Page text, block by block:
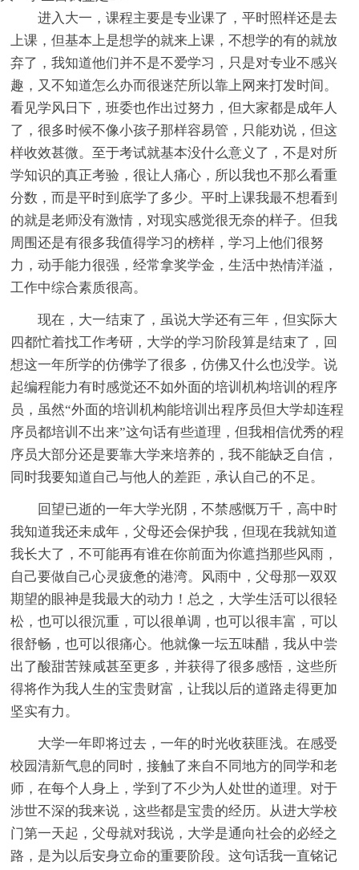
进入大一，课程主要是专业课了，平时照样还是去
上课，但基本上是想学的就来上课，不想学的有的就放
弃了，我知道他们并不是不爱学习，只是对专业不感兴
趣，又不知道怎么办而很迷茫所以靠上网来打发时间。
看见学风日下，班委也作出过努力，但大家都是成年人
了，很多时候不像小孩子那样容易管，只能劝说，但这
样收效甚微。至于考试就基本没什么意义了，不是对所
学知识的真正考验，很让人痛心，所以我也不那么看重
分数，而是平时到底学了多少。平时上课我最不想看到
的就是老师没有激情，对现实感觉很无奈的样子。但我
周围还是有很多我值得学习的榜样，学习上他们很努
力，动手能力很强，经常拿奖学金，生活中热情洋溢，
工作中综合素质很高。
现在，大一结束了，虽说大学还有三年，但实际大
四都忙着找工作考研，大学的学习阶段算是结束了，回
想这一年所学的仿佛学了很多，仿佛又什么也没学。说
起编程能力有时感觉还不如外面的培训机构培训的程序
员，虽然“外面的培训机构能培训出程序员但大学却连程
序员都培训不出来”这句话有些道理，但我相信优秀的程
序员大部分还是要靠大学来培养的，我不能缺乏自信，
同时我要知道自己与他人的差距，承认自己的不足。
回望已逝的一年大学光阴，不禁感慨万千，高中时
我知道我还未成年，父母还会保护我，但现在我就知道
我长大了，不可能再有谁在你前面为你遮挡那些风雨，
自己要做自己心灵疲惫的港湾。风雨中，父母那一双双
期望的眼神是我最大的动力！总之，大学生活可以很轻
松，也可以很沉重，可以很单调，也可以很丰富，可以
很舒畅，也可以很痛心。他就像一坛五味醋，我从中尝
出了酸甜苦辣咸甚至更多，并获得了很多感悟，这些所
得将作为我人生的宝贵财富，让我以后的道路走得更加
坚实有力。
大学一年即将过去，一年的时光收获匪浅。在感受
校园清新气息的同时，接触了来自不同地方的同学和老
师，在每个人身上，学到了不少为人处世的道理。对于
涉世不深的我来说，这些都是宝贵的经历。从进大学校
门第一天起，父母就对我说，大学是通向社会的必经之
路，是为以后安身立命的重要阶段。这句话我一直铭记